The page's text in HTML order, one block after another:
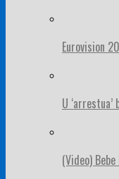
Eurovision
U
(Video)